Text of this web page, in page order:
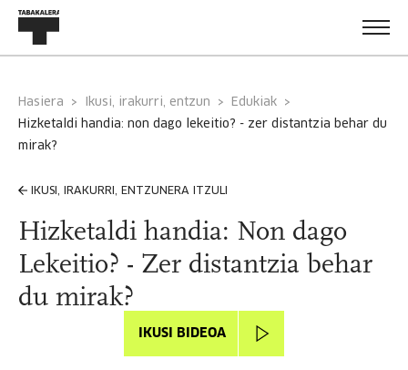
Hasiera Ikusi, irakurri, entzun
Edukiak
hizketaldi handia: non dago lekeitio? - zer distantzia behar du
mirak?
IKUSI, IRAKURRI, ENTZUNERA ITZULI
Hizketaldi handia: Non dago
Lekeitio? - Zer distantzia behar
du mirak?
IKUSI BIDEOA